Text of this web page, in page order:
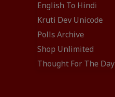
English To Hindi
Kruti Dev Unicode
Polls Archive
Shop Unlimited
Thought For The Day